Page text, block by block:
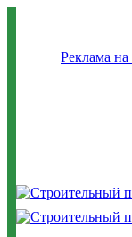
Реклама